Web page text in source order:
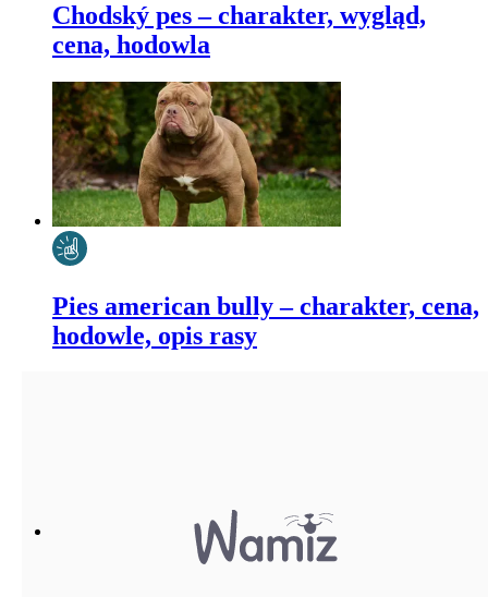
Chodský pes – charakter, wygląd,
cena, hodowla
Pies american bully – charakter, cena,
hodowle, opis rasy